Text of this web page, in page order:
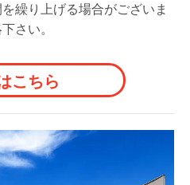
繰り上げる場合がございま
さい。
こちら